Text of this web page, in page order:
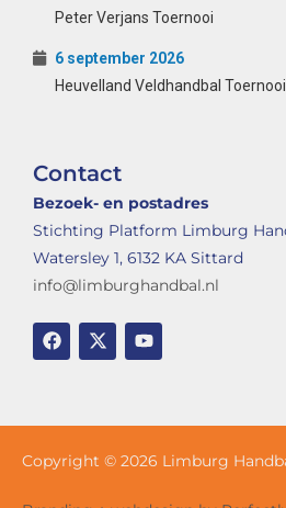
Peter Verjans Toernooi
6 september 2026
Heuvelland Veldhandbal Toernooi
Contact
Bezoek- en postadres
Stichting Platform Limburg
Watersley 1, 6132 KA Sittard
info@limburghandbal.nl
Copyright © 2026 Limburg